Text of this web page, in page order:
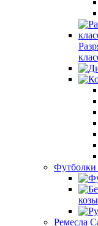
Футболки
Ремесла